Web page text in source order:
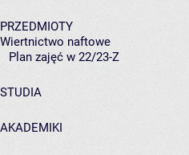
PRZEDMIOTY
Wiertnictwo naftowe
Plan zajęć w 22/23-Z
STUDIA
AKADEMIKI